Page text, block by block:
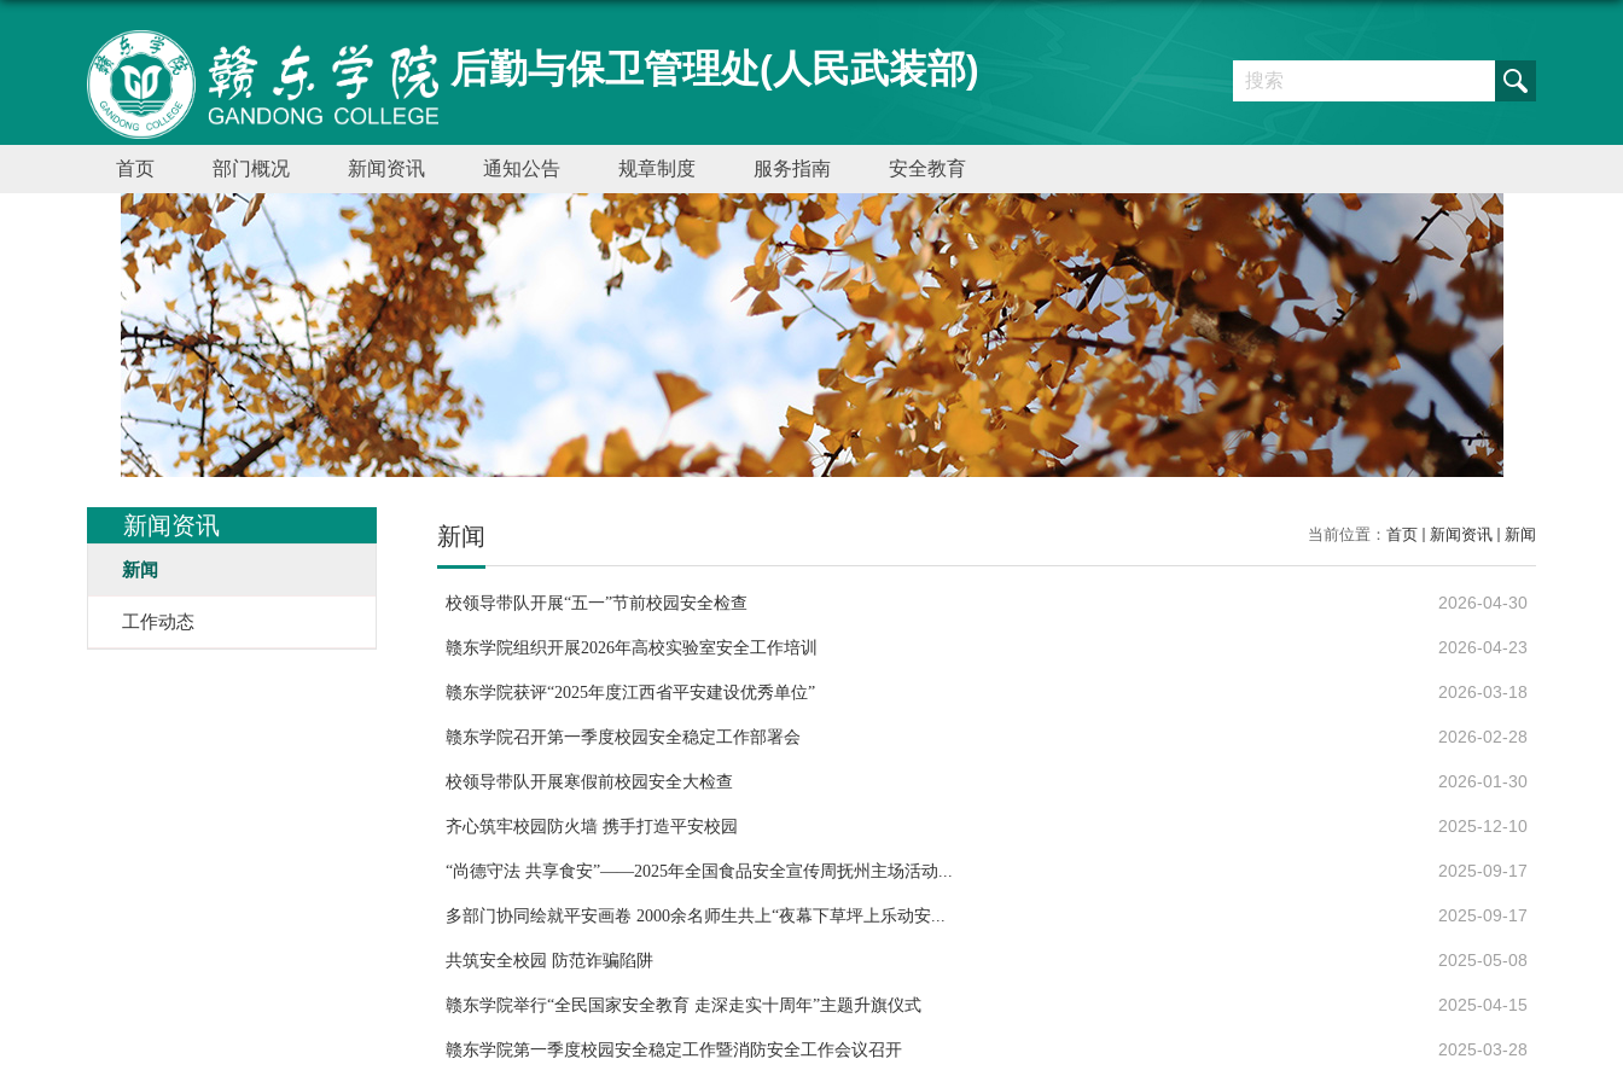
后勤与保卫管理处(人民武装部)
首页 部门概况 新闻资讯 通知公告 规章制度 服务指南 安全教育
新闻资讯
新闻
工作动态
当前位置： 首页 新闻资讯 新闻
新闻
校领导带队开展“五一”节前校园安全检查 2026-04-30
赣东学院组织开展2026年高校实验室安全工作培训 2026-04-23
赣东学院获评“2025年度江西省平安建设优秀单位” 2026-03-18
赣东学院召开第一季度校园安全稳定工作部署会 2026-02-28
校领导带队开展寒假前校园安全大检查 2026-01-30
齐心筑牢校园防火墙 携手打造平安校园 2025-12-10
“尚德守法 共享食安”——2025年全国食品安全宣传周抚州主场活动... 2025-09-17
多部门协同绘就平安画卷 2000余名师生共上“夜幕下草坪上乐动安... 2025-09-17
共筑安全校园 防范诈骗陷阱 2025-05-08
赣东学院举行“全民国家安全教育 走深走实十周年”主题升旗仪式 2025-04-15
赣东学院第一季度校园安全稳定工作暨消防安全工作会议召开 2025-03-28